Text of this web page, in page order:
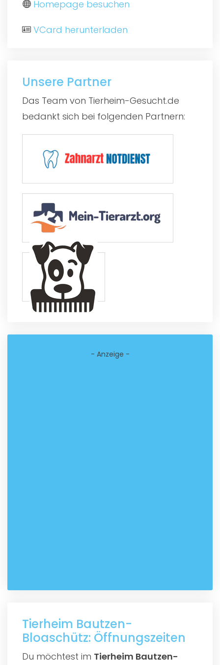
Homepage besuchen
VCard herunterladen
Unsere Partner
Das Team von Tierheim-Gesucht.de
bedankt sich bei folgenden Partnern:
- Anzeige -
Tierheim Bautzen-
Bloaschütz: Öffnungszeiten
Du möchtest im Tierheim Bautzen-